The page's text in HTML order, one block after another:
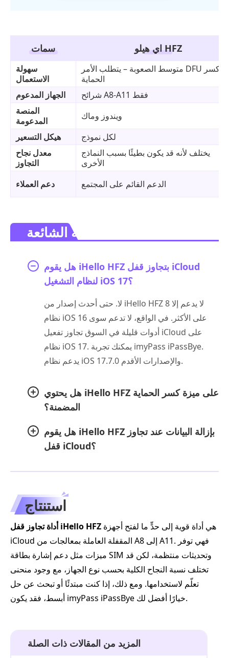
سمات اي هيلو HFZ
سهولة
الاستعمال
متوسط الصعوبة – يتطلب الأمر DFU وكسر
الحماية
الجهاز المدعوم
شرائح A8-A11 فقط
المنصة
المدعومة
ويندوز وماك
هيكل التسعير
لكل نموذج
معدل نجاح
التجاوز
يختلف لأنه قد يكون بطيئًا بسبب النماذج
الأخرى
دعم العملاء
الدعم القائم على المجتمع
هل يقوم iHello HFZ بتجاوز قفل iCloud
لنظام التشغيل iOS 17؟
لا. حتى أحدث إصدار من iHello HFZ 8 لا يدعم إلا
نظام iOS 16 على الأكثر. في الواقع، لا تدعم سوى
أدوات قليلة في السوق تجاوز تفعيل iCloud على
نظام iOS 17. يمكنك تجربة imyPass iPassBye.
يدعم نظام iOS 17.7.0 والإصدارات الأقدم.
هل يحتوي iHello HFZ على ميزة كسر الحماية
المضمنة؟
هل يقوم iHello HFZ بإزالة البيانات عند تجاوز
قفل iCloud؟
استنتاج
أداة تجاوز قفل iHello HFZ
iCloud المقفلة العاملة بمعالجات من A8 إلى A11. فهي توفر
ميزات مثل دعم إشارة بطاقة SIM وتحديثات منتظمة، لكن قد
تختلف نسبة النجاح الكلية بحسب نوع الجهاز، مع وجود منحنى
تعلّم لاستخدامها. ومع ذلك، إذا كنت مبتدئًا أو تبحث عن حل
أبسط، فقد يكون imyPass iPassBye خيارًا أفضل لك.
المزيد من المقالات ذات الصلة